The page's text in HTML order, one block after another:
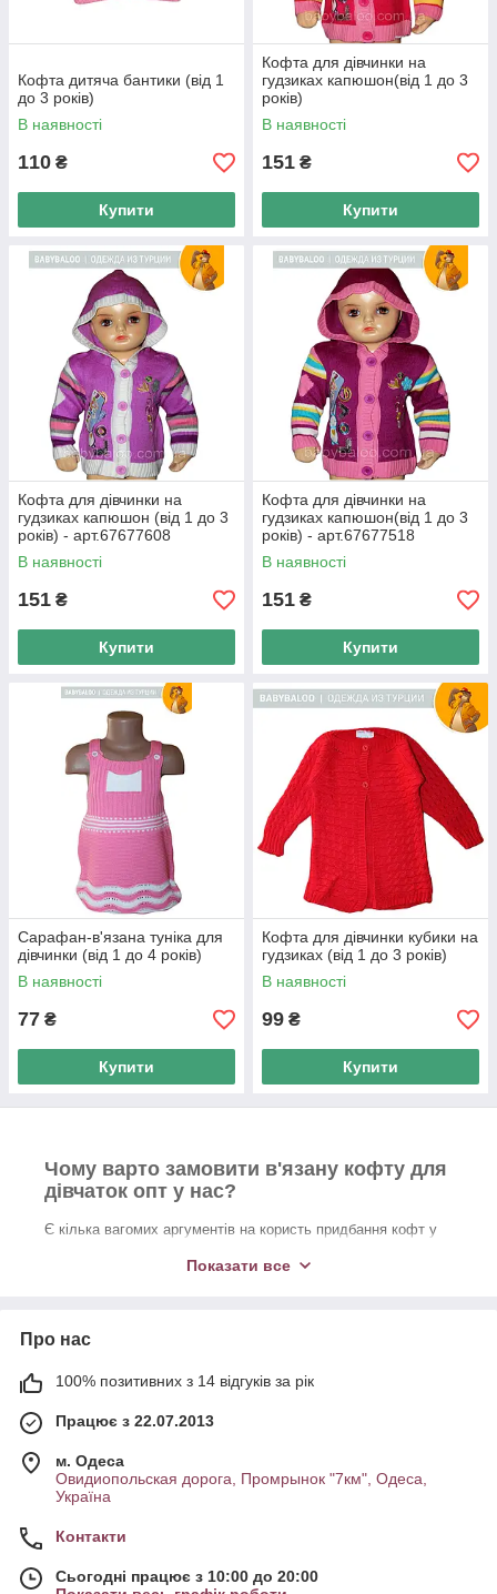
Кофта дитяча бантики (від 1
до 3 років)
В наявності
110 ₴
Купити
Кофта для дівчинки на
гудзиках капюшон(від 1 до 3
років)
В наявності
151 ₴
Купити
Кофта для дівчинки на
гудзиках капюшон (від 1 до 3
років) - арт.67677608
В наявності
151 ₴
Купити
Кофта для дівчинки на
гудзиках капюшон(від 1 до 3
років) - арт.67677518
В наявності
151 ₴
Купити
Сарафан-в'язана туніка для
дівчинки (від 1 до 4 років)
В наявності
77 ₴
Купити
Кофта для дівчинки кубики на
гудзиках (від 1 до 3 років)
В наявності
99 ₴
Купити
Чому варто замовити в'язану кофту для
дівчаток опт у нас?
Є кілька вагомих аргументів на користь придбання кофт у
Спочатку приємна ціна + оптовий прайс і
Відзначимо, що ціна на в'язані кофти для дівчаток оптом не
перевищує 140 грн. за одиницю. Комфортний цінник, що
залишає простір для рентабельності.
Розміри, сценарії носіння та інші
особливості в'язаних кофтинок
Показати все
Про нас
100% позитивних з 14 відгуків за рік
Працює з 22.07.2013
м. Одеса
Овидиопольская дорога, Промрынок "7км", Одеса,
Україна
Контакти
Сьогодні працює з 10:00 до 20:00